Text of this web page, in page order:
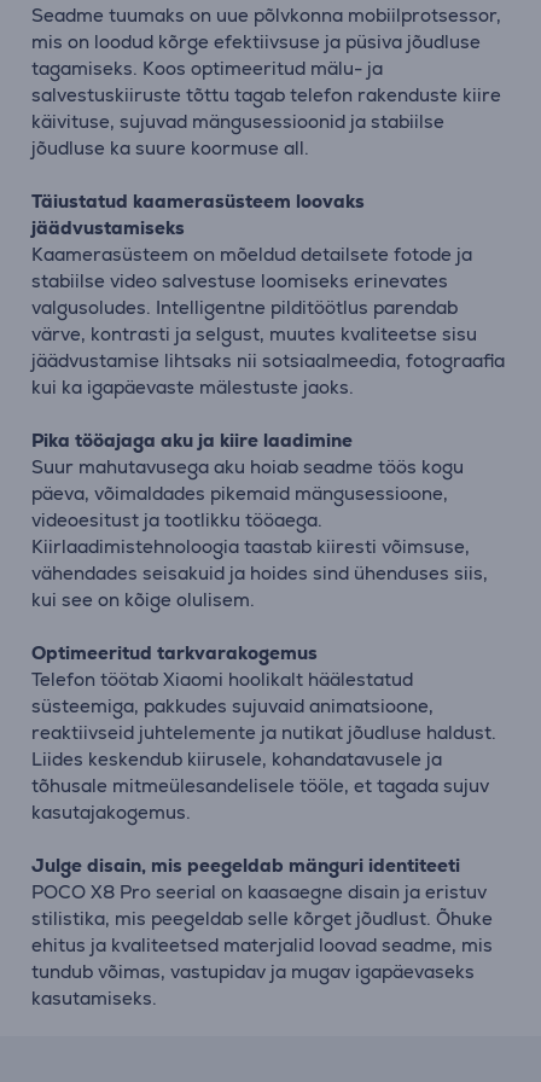
Seadme tuumaks on uue põlvkonna mobiilprotsessor,
mis on loodud kõrge efektiivsuse ja püsiva jõudluse
tagamiseks. Koos optimeeritud mälu- ja
salvestuskiiruste tõttu tagab telefon rakenduste kiire
käivituse, sujuvad mängusessioonid ja stabiilse
jõudluse ka suure koormuse all.
Täiustatud kaamerasüsteem loovaks
jäädvustamiseks
Kaamerasüsteem on mõeldud detailsete fotode ja
stabiilse video salvestuse loomiseks erinevates
valgusoludes. Intelligentne pilditöötlus parendab
värve, kontrasti ja selgust, muutes kvaliteetse sisu
jäädvustamise lihtsaks nii sotsiaalmeedia, fotograafia
kui ka igapäevaste mälestuste jaoks.
Pika tööajaga aku ja kiire laadimine
Suur mahutavusega aku hoiab seadme töös kogu
päeva, võimaldades pikemaid mängusessioone,
videoesitust ja tootlikku tööaega.
Kiirlaadimistehnoloogia taastab kiiresti võimsuse,
vähendades seisakuid ja hoides sind ühenduses siis,
kui see on kõige olulisem.
Optimeeritud tarkvarakogemus
Telefon töötab Xiaomi hoolikalt häälestatud
süsteemiga, pakkudes sujuvaid animatsioone,
reaktiivseid juhtelemente ja nutikat jõudluse haldust.
Liides keskendub kiirusele, kohandatavusele ja
tõhusale mitmeülesandelisele tööle, et tagada sujuv
kasutajakogemus.
Julge disain, mis peegeldab mänguri identiteeti
POCO X8 Pro seerial on kaasaegne disain ja eristuv
stilistika, mis peegeldab selle kõrget jõudlust. Õhuke
ehitus ja kvaliteetsed materjalid loovad seadme, mis
tundub võimas, vastupidav ja mugav igapäevaseks
kasutamiseks.